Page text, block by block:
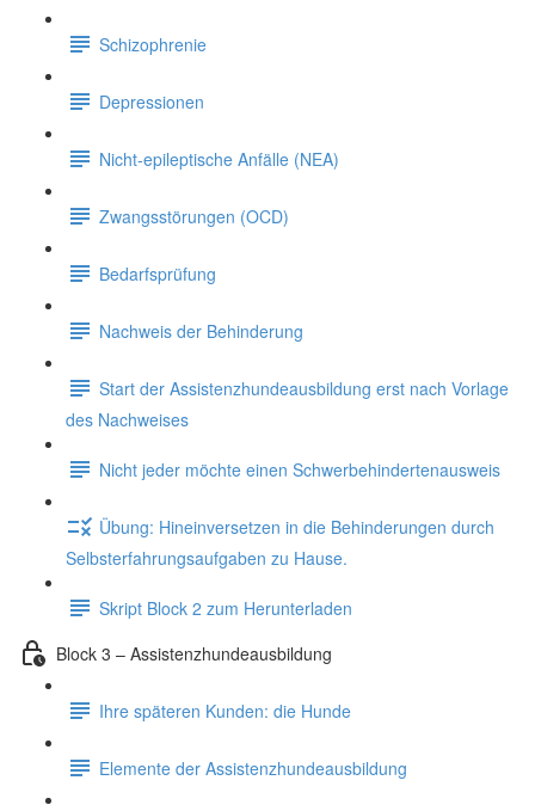
Schizophrenie
Depressionen
Nicht-epileptische Anfälle (NEA)
Zwangsstörungen (OCD)
Bedarfsprüfung
Nachweis der Behinderung
Start der Assistenzhundeausbildung erst nach Vorlage
des Nachweises
Nicht jeder möchte einen Schwerbehindertenausweis
Übung: Hineinversetzen in die Behinderungen durch
Selbsterfahrungsaufgaben zu Hause.
Skript Block 2 zum Herunterladen
Block 3 – Assistenzhundeausbildung
Ihre späteren Kunden: die Hunde
Elemente der Assistenzhundeausbildung